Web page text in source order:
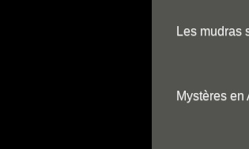
Les mudras
Mystères